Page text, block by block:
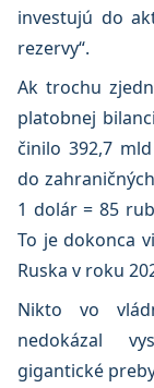
investujú do
rezervy“.
Ak trochu
platobnej
činilo 392,7
do
1 dolár = 85
To je dokonca
Ruska v roku
Nikto vo
nedokázal
gigantické